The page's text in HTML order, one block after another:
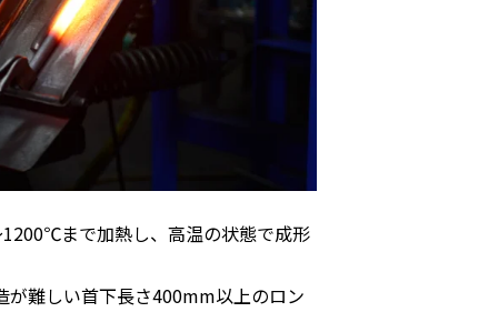
まで加熱し、高温の状態で成形
が難しい首下長さ400mm以上のロン